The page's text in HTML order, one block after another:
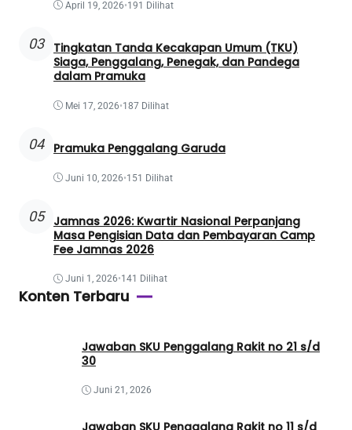
April 19, 2026•191 Dilihat
03
Tingkatan Tanda Kecakapan Umum (TKU)
Siaga, Penggalang, Penegak, dan Pandega
dalam Pramuka
Mei 17, 2026•187 Dilihat
04 Pramuka Penggalang Garuda
Juni 10, 2026•151 Dilihat
05
Jamnas 2026: Kwartir Nasional Perpanjang
Masa Pengisian Data dan Pembayaran Camp
Fee Jamnas 2026
Juni 1, 2026•141 Dilihat
Konten Terbaru
Jawaban SKU Penggalang Rakit no 21 s/d
30
Juni 21, 2026
Jawaban SKU Penggalang Rakit no 11 s/d